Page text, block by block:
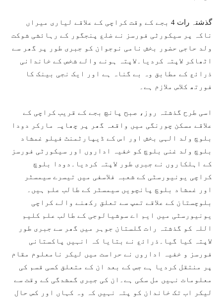
گذشتہ رات 4 بجے کے وقت کراچی کے علاقے لیاری میراں
ناکہ پر سیکورٹی فورسز نے ضلع پنجگور کے رہائشی شوکت
ولد حاجی حضور بخش نامی نوجوان کو جبری طور پر گھر سے
اٹھاکر لاپتہ کردیا۔لاپتہ ہونے والے شخص کے خاندانی
ذرائع کے مطابق وہ بے گناہ ہے اور ایک نجی بینک کا
فورتھ کلاس ملازم ہے۔
اسی طرح گذشتہ روز، صبح پانچ بجے کے قریب کراچی کے
علاقے مسکن چورنگی میں واقعہ گھر پر چھاپہ مارکر دودا
بلوچ ولد الہی بخش اور اس کے ڈیپارٹمنٹ فیلو غمشاد
بلوچ ولد غنی بلوچ کو خفیہ اداروں اور سیکورٹی فورسز
کے اہلکاروں نے جبری طور لاپتہ کردیا۔دودا بلوچ
کراچی یونیورسٹی کے شعبہ فلاسفی میں تیسرے سیمسٹر
اور غمشاد بلوچ پانچویں سیمسٹر کے طالب علم ہیں۔
بلوچستان کے علاقے تمپ سے تعلق رکھنے والے کراچی
یونیورسٹی میں ایم اے سوشیالوجی کے طالب علم کلیم
اللہ کو گذشتہ رات گلستان جوہر میں گھر سے جبری طور
لاپتہ کیا گیا۔ذرائع نے بتایا کہ انہیں پاکستانی
فورسز و خفیہ اداروں نے حراست میں لیکر نامعلوم مقام
پر منتقل کردیا ہے جس کے بعد ان کے متعلق کسی قسم کی
معلومات نہیں مل سکی ہے۔ان کی جبری گمشدگی کے وقت سے
لیکر اب تک خاندان کو پتہ نہیں کہ وہ کہاں اور کس حال